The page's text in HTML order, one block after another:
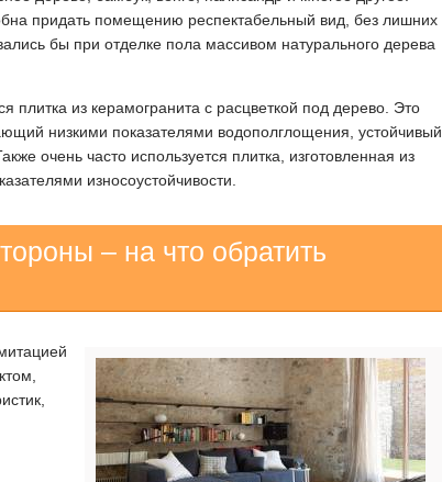
придать помещению респектабельный вид, без лишних
бы при отделке пола массивом натурального дерева
плитка из керамогранита с расцветкой под дерево. Это
низкими показателями водополглощения, устойчивый
очень часто используется плитка, изготовленная из
износоустойчивости.
– на что обратить